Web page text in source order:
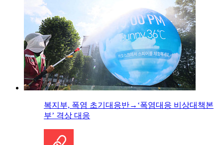
복지부, 폭염 초기대응반→‘폭염대응 비상대책본
부’ 격상 대응